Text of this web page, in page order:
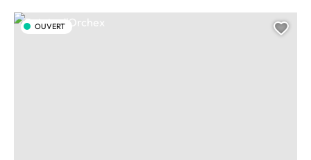
Pointe d'Orchex, © CAMT
OUVERT